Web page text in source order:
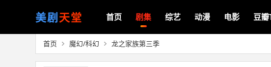
美剧天堂 首页 剧集 综艺 动漫 电影 豆
首页 魔幻/科幻 龙之家族第三季